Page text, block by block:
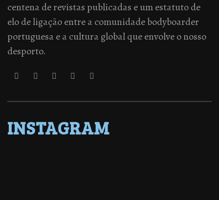
centena de revistas publicadas e um estatuto de
elo de ligação entre a comunidade bodyboarder
portuguesa e a cultura global que envolve o nosso
desporto.
INSTAGRAM